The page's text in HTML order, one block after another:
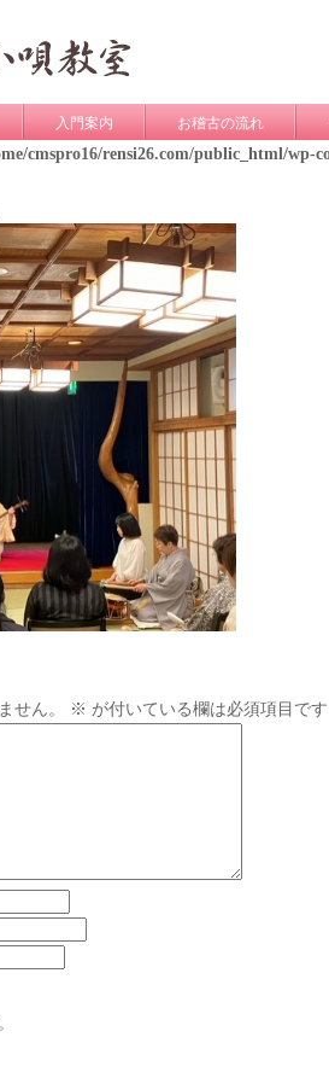
入門案内 お稽古の流れ
cmspro16/rensi26.com/public_html/wp-
せん。
※ が付いている欄は必須項目です